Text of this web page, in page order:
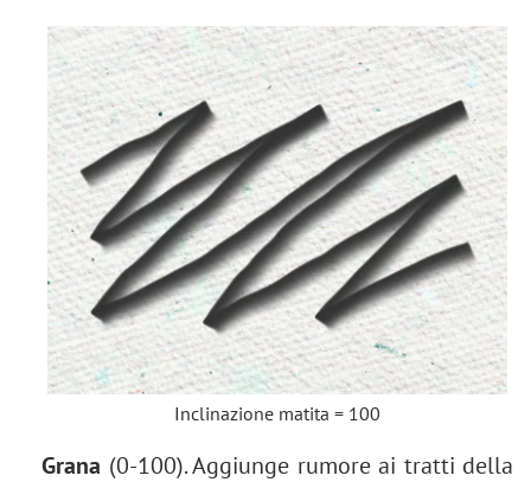
Inclinazione matita = 100
Grana (0-100). Aggiunge rumore ai tratti della